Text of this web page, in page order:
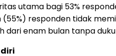
utama bagi 53%
responden tidak
enam bulan tanpa